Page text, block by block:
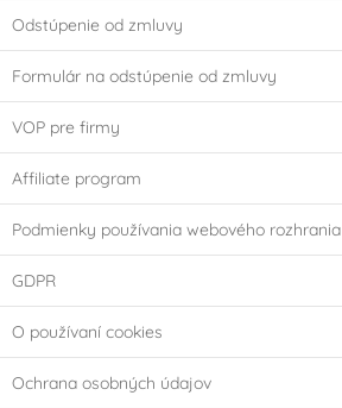
Odstúpenie od zmluvy
Formulár na odstúpenie od zmluvy
VOP pre firmy
Affiliate program
Podmienky používania webového rozhrania
GDPR
O používaní cookies
Ochrana osobných údajov